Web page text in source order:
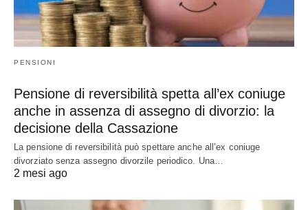
PENSIONI
Pensione di reversibilità spetta all’ex coniuge
anche in assenza di assegno di divorzio: la
decisione della Cassazione
La pensione di reversibilità può spettare anche all’ex coniuge
divorziato senza assegno divorzile periodico. Una…
2 mesi ago